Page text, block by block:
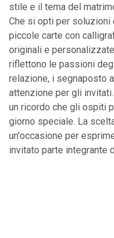
stile e il tema del
Che si opti per soluzioni
piccole carte con
originali e
riflettono le passioni
relazione, i segnaposto
attenzione per gli
un ricordo che gli ospiti
giorno speciale. La
un'occasione per
invitato parte integrante